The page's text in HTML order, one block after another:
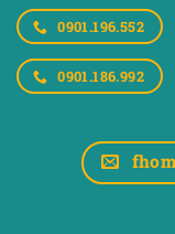
0901.196.552
0901.186.992